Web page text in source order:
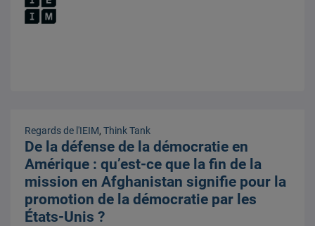
Regards de l'IEIM,Think Tank
De la défense de la démocratie en
Amérique : qu’est-ce que la fin de la
mission en Afghanistan signifie pour la
promotion de la démocratie par les
États-Unis ?